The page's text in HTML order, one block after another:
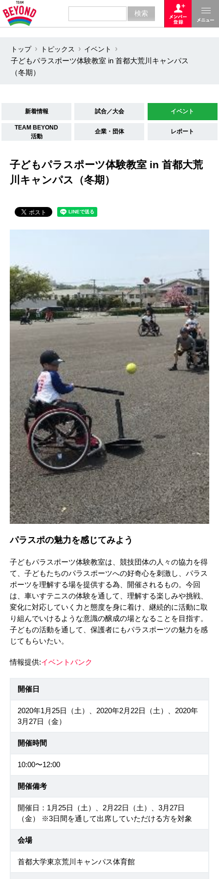
トップ トピックス
イベント
子どもパラスポーツ体験教室 in 首都大荒川キャンパス
（冬期）
新着情報 試合／大会 イベント
TEAM BEYOND
活動
企業・団体 レポート
子どもパラスポーツ体験教室 in 首都大荒
川キャンパス（冬期）
パラスポの魅力を感じてみよう
子どもパラスポーツ体験教室は、競技団体の人々の協力を得
て、子どもたちのパラスポーツへの好奇心を刺激し、パラス
ポーツを理解する場を提供する為、開催されるもの。今回
は、車いすテニスの体験を通して、理解する楽しみや挑戦、
変化に対応していく力と態度を身に着け、継続的に活動に取
り組んでいけるような意識の醸成の場となることを目指す。
子どもの活動を通して、保護者にもパラスポーツの魅力を感
じてもらいたい。
情報提供:イベントバンク
開催日
2020年1月25日（土）、2020年2月22日（土）、2020年
3月27日（金）
開催時間
10:00〜12:00
開催備考
開催日：1月25日（土）、2月22日（土）、3月27日
（金） ※3日間を通して出席していただける方を対象
会場
首都大学東京荒川キャンパス体育館